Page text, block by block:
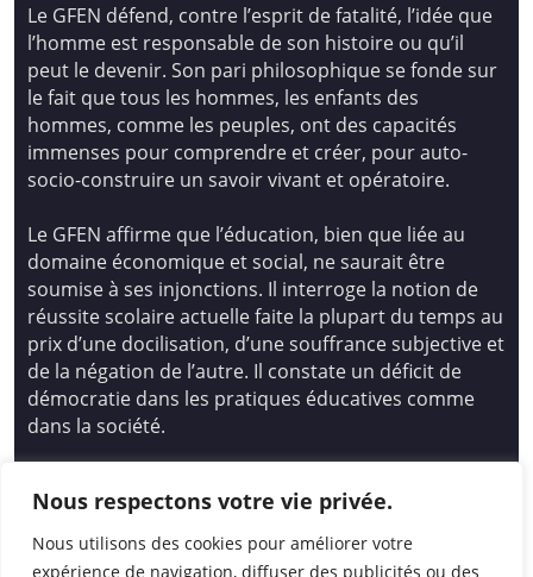
Nous respectons votre vie privée.
Nous utilisons des cookies pour améliorer votre
expérience de navigation, diffuser des publicités ou des
Le GFEN défend, contre l’esprit de fatalité, l’idée que
l’homme est responsable de son histoire ou qu’il
peut le devenir. Son pari philosophique se fonde sur
le fait que tous les hommes, les enfants des
hommes, comme les peuples, ont des capacités
immenses pour comprendre et créer, pour auto-
socio-construire un savoir vivant et opératoire.
Le GFEN affirme que l’éducation, bien que liée au
domaine économique et social, ne saurait être
soumise à ses injonctions. Il interroge la notion de
réussite scolaire actuelle faite la plupart du temps au
prix d’une docilisation, d’une souffrance subjective et
de la négation de l’autre. Il constate un déficit de
démocratie dans les pratiques éducatives comme
dans la société.
Nouvelle
14 avenue Spinoza 94200 Ivry Sur Seine
01 46 72 53 17 – gfen@gfen.asso.fr